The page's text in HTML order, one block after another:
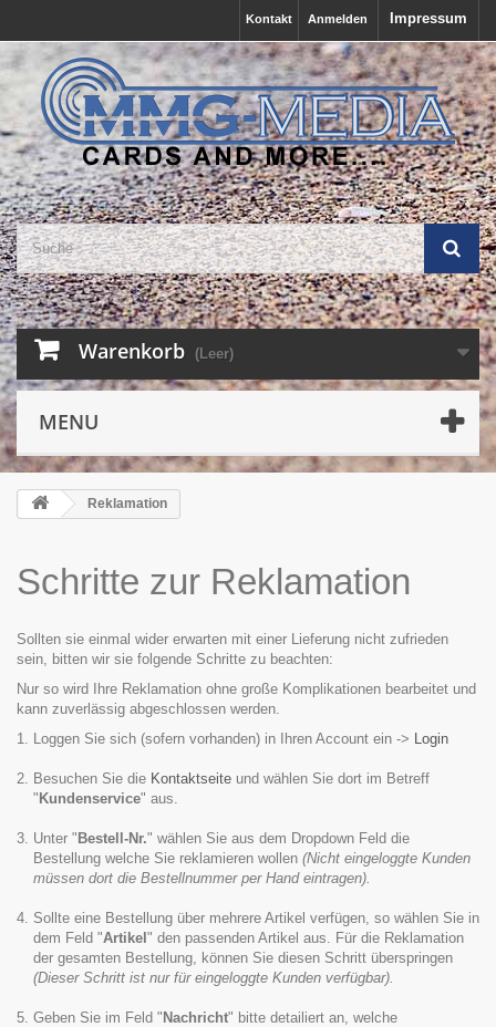
Impressum
Anmelden
Kontakt
Warenkorb (Leer)
MENU
Reklamation
Schritte zur Reklamation
Sollten sie einmal wider erwarten mit einer Lieferung nicht zufrieden
sein, bitten wir sie folgende Schritte zu beachten:
Nur so wird Ihre Reklamation ohne große Komplikationen bearbeitet und
kann zuverlässig abgeschlossen werden.
Loggen Sie sich (sofern vorhanden) in Ihren Account ein -> Login
Besuchen Sie die Kontaktseite und wählen Sie dort im Betreff
" Kundenservice" aus.
Unter " Bestell-Nr." wählen Sie aus dem Dropdown Feld die
Bestellung welche Sie reklamieren wollen (Nicht eingeloggte Kunden
müssen dort die Bestellnummer per Hand eintragen).
Sollte eine Bestellung über mehrere Artikel verfügen, so wählen Sie in
dem Feld "Artikel " den passenden Artikel aus. Für die Reklamation
der gesamten Bestellung, können Sie diesen Schritt überspringen
(Dieser Schritt ist nur für eingeloggte Kunden verfügbar).
Geben Sie im Feld " Nachricht" bitte detailiert an, welche